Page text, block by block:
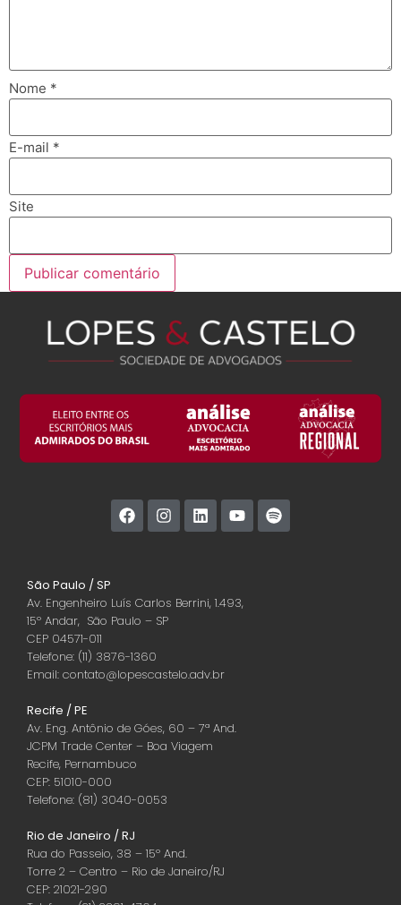
Nome *
E-mail *
Site
São Paulo / SP
Av. Engenheiro Luís Carlos Berrini, 1.493,
15º Andar, São Paulo – SP
CEP 04571-011
Telefone: (11) 3876-1360
Email: contato@lopescastelo.adv.br
Recife / PE
Av. Eng. Antônio de Góes, 60 – 7ª And.
JCPM Trade Center – Boa Viagem
Recife, Pernambuco
CEP: 51010-000
Telefone: (81) 3040-0053
Rio de Janeiro / RJ
Rua do Passeio, 38 – 15º And.
Torre 2 – Centro – Rio de Janeiro/RJ
CEP: 21021-290